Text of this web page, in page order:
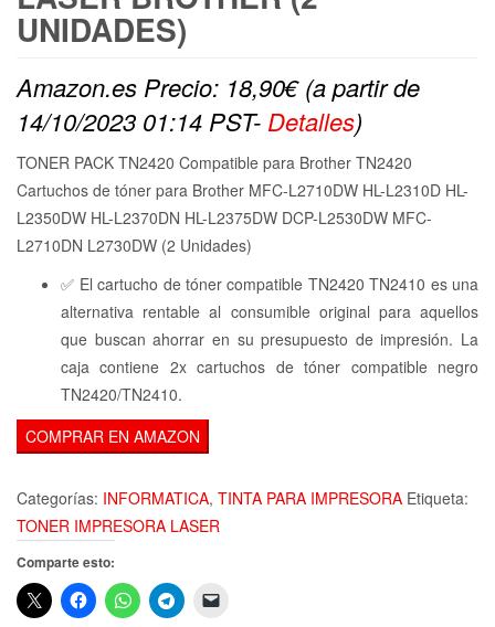
UNIDADES)
Amazon.es Precio: 18,90€(a partir de
14/10/2023 01:14 PST- Detalles)
TONER PACK TN2420 Compatible para Brother TN2420
Cartuchos de tóner para Brother MFC-L2710DW HL-L2310D HL-
L2350DW HL-L2370DN HL-L2375DW DCP-L2530DW MFC-
L2710DN L2730DW (2 Unidades)
✅ El cartucho de tóner compatible TN2420 TN2410 es una
alternativa rentable al consumible original para aquellos
que buscan ahorrar en su presupuesto de impresión. La
caja contiene 2x cartuchos de tóner compatible negro
TN2420/TN2410.
COMPRAR EN AMAZON
Categorías: INFORMATICA, TINTA PARA IMPRESORA Etiqueta:
TONER IMPRESORA LASER
Comparte esto: